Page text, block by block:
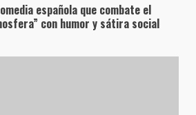
española que combate el
con humor y sátira social